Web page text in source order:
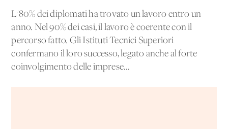
L'80% dei diplomati ha trovato un lavoro entro un
anno. Nel 90% dei casi, il lavoro è coerente con il
percorso fatto. Gli Istituti Tecnici Superiori
confermano il loro successo, legato anche al forte
coinvolgimento delle imprese...